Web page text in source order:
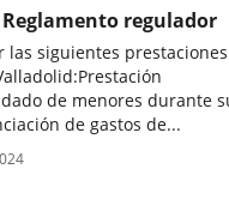
regulador
las siguientes prestaciones
de menores durante
de gastos de...